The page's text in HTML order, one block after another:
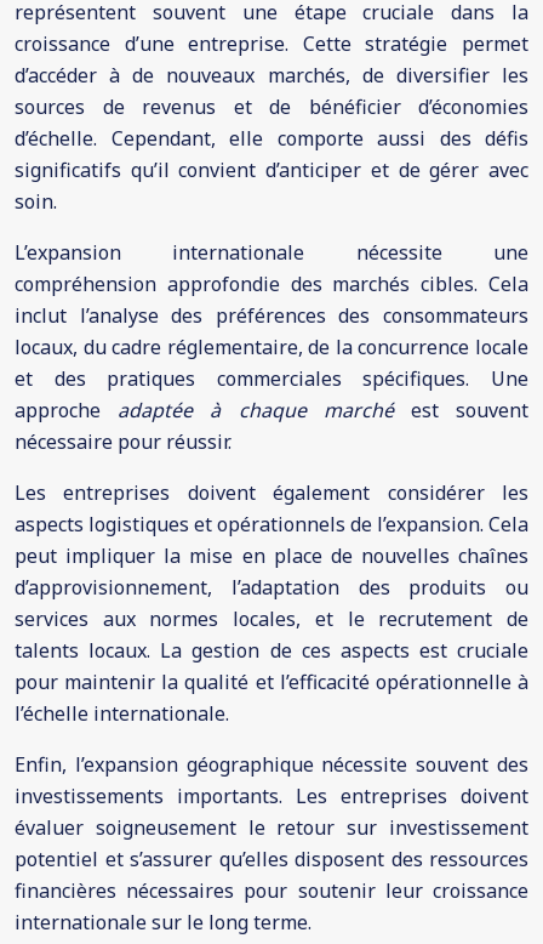
représentent souvent une étape cruciale dans la
croissance d’une entreprise. Cette stratégie permet
d’accéder à de nouveaux marchés, de diversifier les
sources de revenus et de bénéficier d’économies
d’échelle. Cependant, elle comporte aussi des défis
significatifs qu’il convient d’anticiper et de gérer avec
soin.
L’expansion internationale nécessite une
compréhension approfondie des marchés cibles. Cela
inclut l’analyse des préférences des consommateurs
locaux, du cadre réglementaire, de la concurrence locale
et des pratiques commerciales spécifiques. Une
approche adaptée à chaque marché est souvent
nécessaire pour réussir.
Les entreprises doivent également considérer les
aspects logistiques et opérationnels de l’expansion. Cela
peut impliquer la mise en place de nouvelles chaînes
d’approvisionnement, l’adaptation des produits ou
services aux normes locales, et le recrutement de
talents locaux. La gestion de ces aspects est cruciale
pour maintenir la qualité et l’efficacité opérationnelle à
l’échelle internationale.
Enfin, l’expansion géographique nécessite souvent des
investissements importants. Les entreprises doivent
évaluer soigneusement le retour sur investissement
potentiel et s’assurer qu’elles disposent des ressources
financières nécessaires pour soutenir leur croissance
internationale sur le long terme.